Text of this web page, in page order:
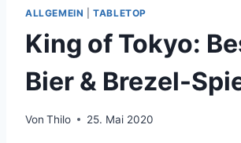
ALLGEMEIN |TABLETOP
King of Tokyo:
Bier & Brezel-
Von Thilo 25. Mai 2020